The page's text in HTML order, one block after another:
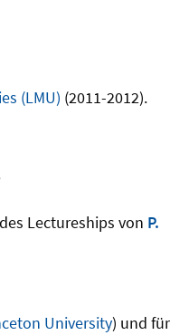
(LMU) (2011-2012).
Lectureships von P.
University) und